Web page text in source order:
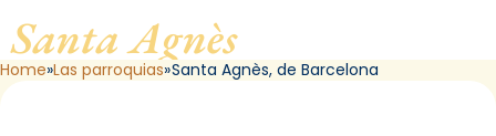
Santa Agnès, de Barcelona
Home Las parroquias Santa Agnès, de Barcelona